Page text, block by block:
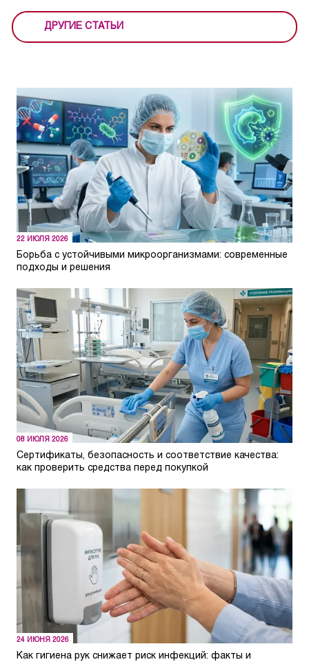
ДРУГИЕ СТАТЬИ
22 ИЮЛЯ 2026
Борьба с устойчивыми микроорганизмами: современные
подходы и решения
08 ИЮЛЯ 2026
Сертификаты, безопасность и соответствие качества:
как проверить средства перед покупкой
24 ИЮНЯ 2026
Как гигиена рук снижает риск инфекций: факты и